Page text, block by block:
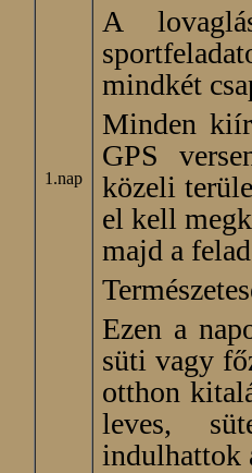
1.nap
A
mindkét
Minden
GPS
közeli
el kell
majd a
Ezen a
süti vagy
otthon
leves,
indulhattok